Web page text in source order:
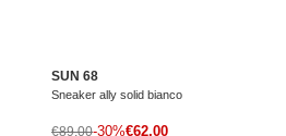
SUN 68
Sneaker ally solid bianco
Prezzo di vendita
€62,00
Prezzo normale
€89,00-30%